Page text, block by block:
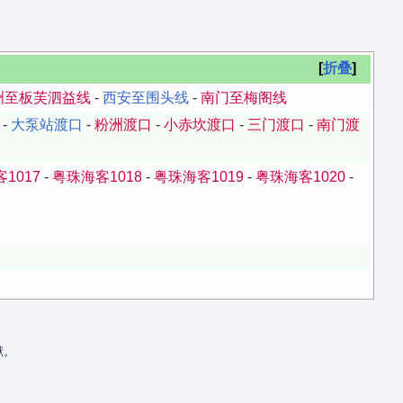
折叠
至板芙泗益线 - 西安至围头线 - 南门至梅阁线
- 大泵站渡口 - 粉洲渡口 - 小赤坎渡口 - 三门渡口 - 南门渡
1017 - 粤珠海客1018 - 粤珠海客1019 - 粤珠海客1020 -